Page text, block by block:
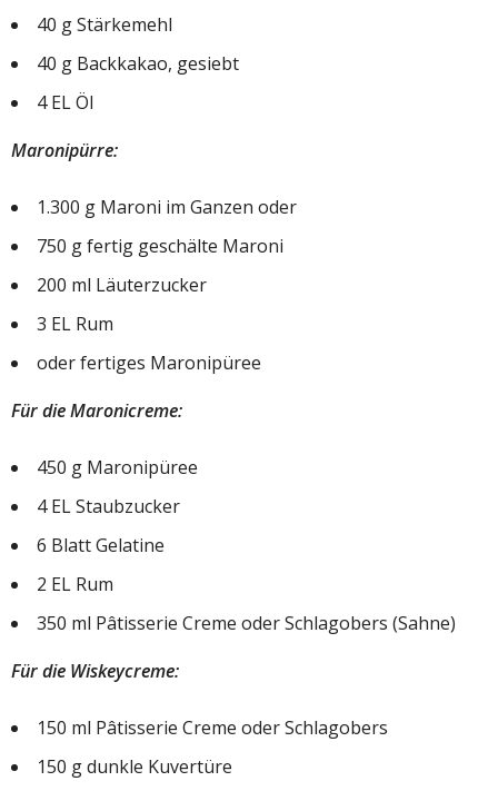
40 g Stärkemehl
40 g Backkakao, gesiebt
4 EL Öl
Maronipürre:
1.300 g Maroni im Ganzen oder
750 g fertig geschälte Maroni
200 ml Läuterzucker
3 EL Rum
oder fertiges Maronipüree
Für die Maronicreme:
450 g Maronipüree
4 EL Staubzucker
6 Blatt Gelatine
2 EL Rum
350 ml Pâtisserie Creme oder Schlagobers (Sahne)
Für die Wiskeycreme:
150 ml Pâtisserie Creme oder Schlagobers
150 g dunkle Kuvertüre